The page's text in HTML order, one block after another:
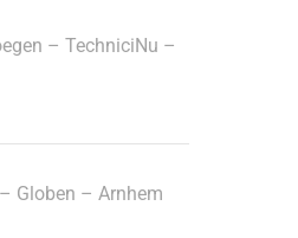
– TechniciNu –
Globen – Arnhem